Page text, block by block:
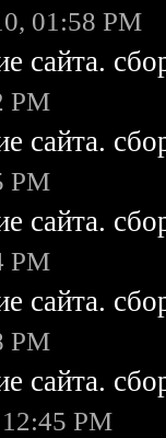
01:58 PM
сайта.
PM
сайта.
PM
сайта.
PM
сайта.
PM
сайта.
PM